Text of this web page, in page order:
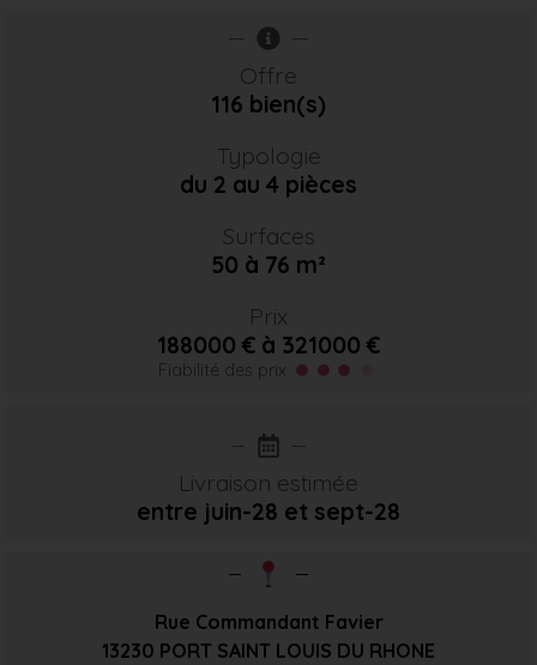
Offre
116 bien(s)
Typologie
du 2 au 4 pièces
Surfaces
50 à 76 m²
Prix
188000 € à 321000 €
Fiabilité des prix
Livraison estimée
entre juin-28 et sept-28
Rue Commandant Favier
13230 PORT SAINT LOUIS DU RHONE